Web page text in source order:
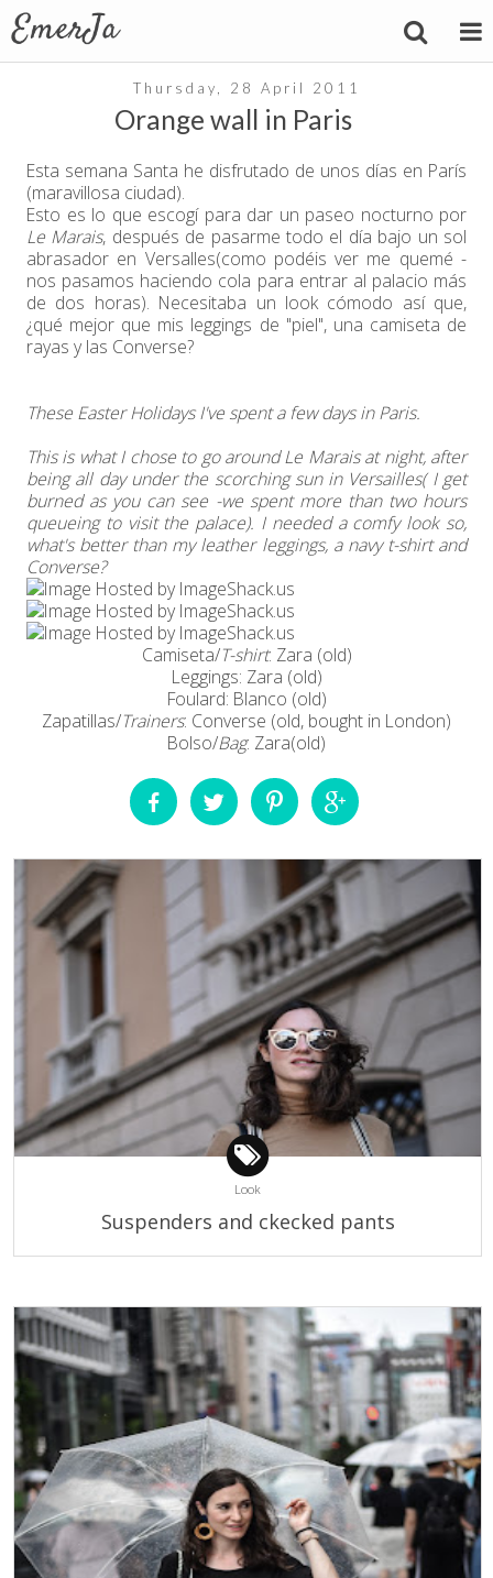
Thursday, 28 April 2011
Orange wall in Paris
Esta semana Santa he disfrutado de unos días en París
(maravillosa ciudad).
Esto es lo que escogí para dar un paseo nocturno por
Le Marais, después de pasarme todo el día bajo un sol
abrasador en Versalles(como podéis ver me quemé -
nos pasamos haciendo cola para entrar al palacio más
de dos horas). Necesitaba un look cómodo así que,
¿qué mejor que mis leggings de "piel", una camiseta de
rayas y las Converse?
These Easter Holidays I've spent a few days in Paris.
This is what I chose to go around Le Marais at night, after
being all day under the scorching sun in Versailles( I get
burned as you can see -we spent more than two hours
queueing to visit the palace). I needed a comfy look so,
what's better than my leather leggings, a navy t-shirt and
Converse?
Camiseta/T-shirt: Zara (old)
Leggings: Zara (old)
Foulard: Blanco (old)
Zapatillas/Trainers: Converse (old, bought in London)
Bolso/Bag: Zara(old)
Look
Suspenders and ckecked pants